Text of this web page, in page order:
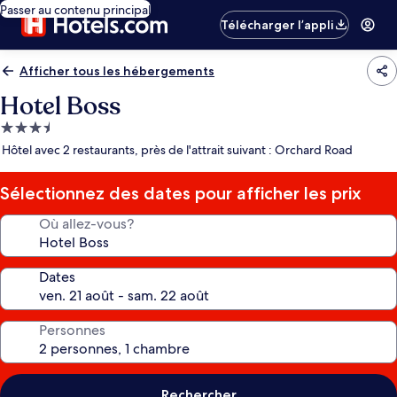
Passer au contenu principal
Télécharger l’appli
Afficher tous les hébergements
Hotel Boss
Hébergement
3.5 étoiles
Hôtel avec 2 restaurants, près de l'attrait suivant : Orchard Road
Sélectionnez des dates pour afficher les prix
Où allez-vous?
Dates
Personnes